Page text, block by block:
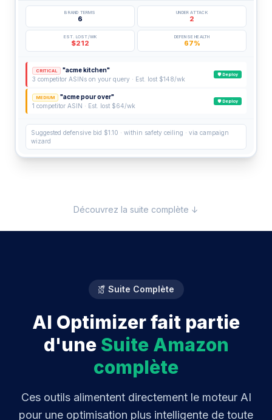
BRAND TERMS
6
UNDER ATTACK
2
EST. LOST/WK
$212
DEFENSE HEALTH
67%
CRITICAL
"acme kitchen"
3 competitor ASINs on your query · Est. lost $148/wk
🛡 Deploy
MEDIUM
"acme pour over"
1 competitor ASIN · Est. lost $64/wk
🛡 Deploy
Suggested defensive bid $1.10 · within safety ceiling · via campaign
wizard
Découvrez la suite complète ↓
Suite Complète
AI Optimizer fait partie
d'une Suite Amazon
complète
Ces outils alimentent directement le moteur AI
pour une optimisation plus intelligente de toute